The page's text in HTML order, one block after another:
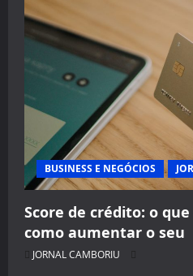
BUSINESS E NEGÓCIOS
Score de crédito: o
como aumentar o seu
JORNAL CAMBORIU